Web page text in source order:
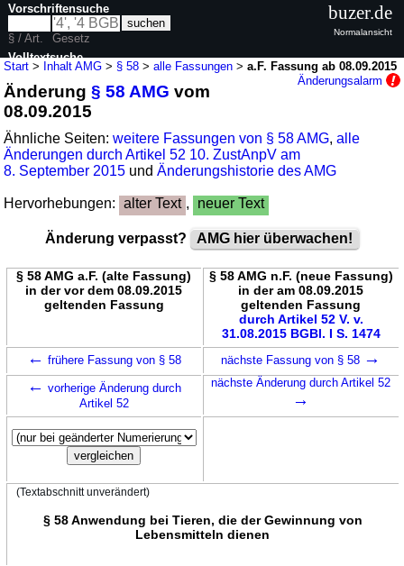
Start > Inhalt AMG > § 58 >alle Fassungen >a.F. Fassung ab 08.09.2015
Änderungsalarm
Änderung§ 58 AMG vom
08.09.2015
Ähnliche Seiten:weitere Fassungen von § 58 AMG,alle
Änderungen durch Artikel 52 10. ZustAnpV am
8. September 2015 undÄnderungshistorie des AMG
Hervorhebungen: alter Text , neuer Text
Änderung verpasst? AMG hier überwachen!
§ 58 AMG a.F. (alte Fassung)
in der vor dem 08.09.2015
geltenden Fassung
§ 58 AMG n.F. (neue Fassung)
in der am 08.09.2015
geltenden Fassung
durch Artikel 52 V. v.
31.08.2015 BGBl. I S. 1474
← frühere Fassung von § 58 nächste Fassung von § 58 →
← vorherige Änderung durch
Artikel 52
nächste Änderung durch Artikel 52
→
(Textabschnitt unverändert)
§ 58 Anwendung bei Tieren, die der Gewinnung von
Lebensmitteln dienen
Vorschriftensuche
§ / Art.
Gesetz
Volltextsuche
nur in AMG
buzer.de
Normalansicht